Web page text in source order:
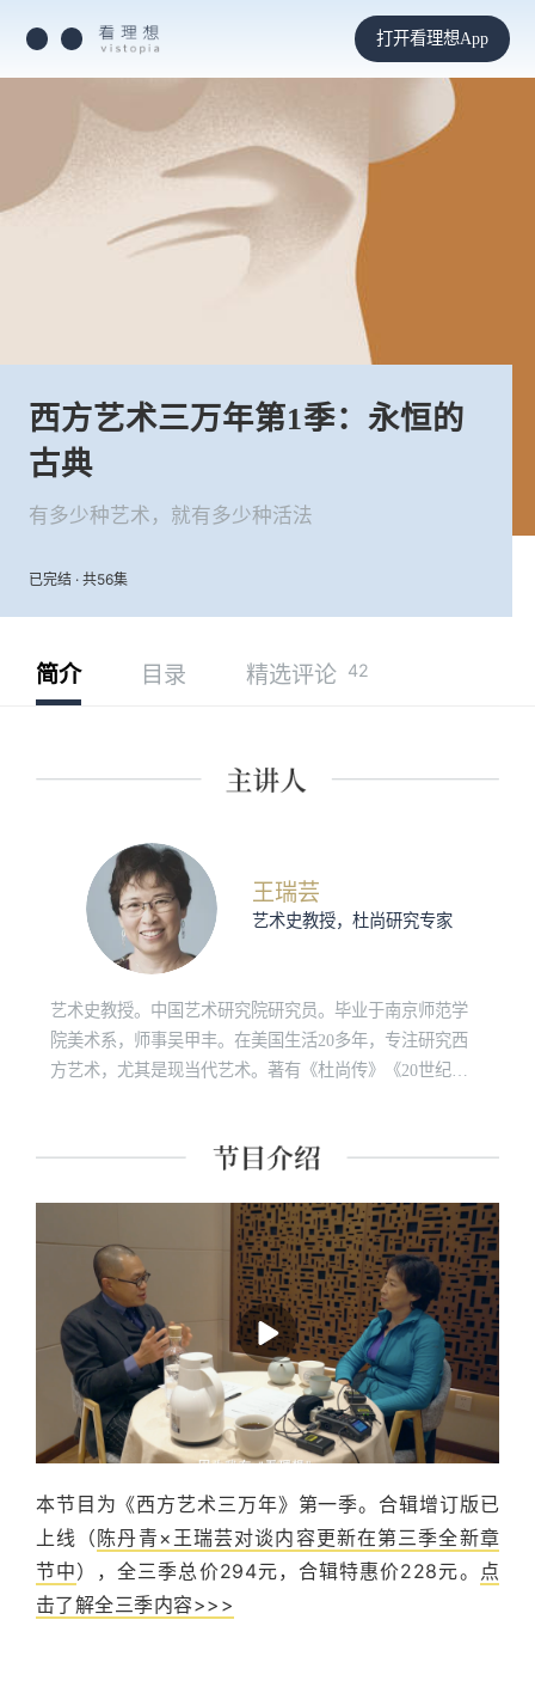
打开看理想App
西方艺术三万年第1季：永恒的
古典
有多少种艺术，就有多少种活法
已完结 · 共56集
简介 目录 精选评论 42
王瑞芸
艺术史教授，杜尚研究专家
艺术史教授。中国艺术研究院研究员。毕业于南京师范学
院美术系，师事吴甲丰。在美国生活20多年，专注研究西
方艺术，尤其是现当代艺术。著有《杜尚传》《20世纪美
本节目为《西方艺术三万年》第一季。合辑增订版已
上线（ 陈丹青×王瑞芸对谈内容更新在第三季全新章
节中），全三季总价294元，合辑特惠价228元。
点
击了解全三季内容>>>